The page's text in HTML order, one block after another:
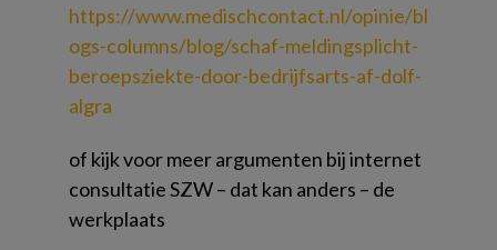
https://www.medischcontact.nl/opinie/bl
ogs-columns/blog/schaf-meldingsplicht-
beroepsziekte-door-bedrijfsarts-af-dolf-
algra
of kijk voor meer argumenten bij internet
consultatie SZW – dat kan anders – de
werkplaats